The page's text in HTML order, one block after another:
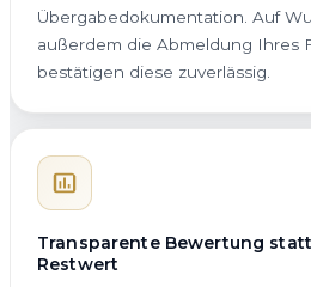
Übergabedokumentation. Auf
außerdem die Abmeldung Ihres
bestätigen diese zuverlässig.
Transparente Bewertung
Restwert